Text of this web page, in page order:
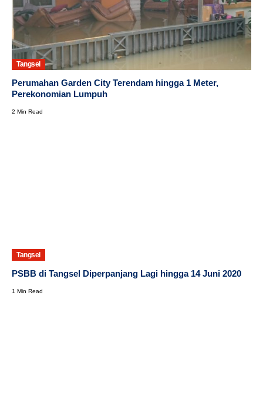
Tangsel
Perumahan Garden City Terendam hingga 1 Meter,
Perekonomian Lumpuh
2 Min Read
Tangsel
PSBB di Tangsel Diperpanjang Lagi hingga 14 Juni 2020
1 Min Read